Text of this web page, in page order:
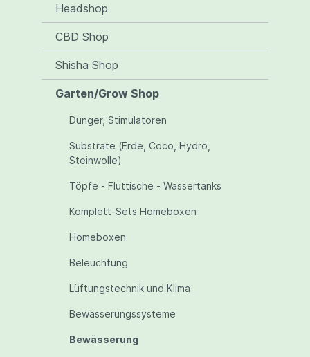
Headshop
CBD Shop
Shisha Shop
Garten/Grow Shop
Dünger, Stimulatoren
Substrate (Erde, Coco, Hydro,
Steinwolle)
Töpfe - Fluttische - Wassertanks
Komplett-Sets Homeboxen
Homeboxen
Beleuchtung
Lüftungstechnik und Klima
Bewässerungssysteme
Bewässerung